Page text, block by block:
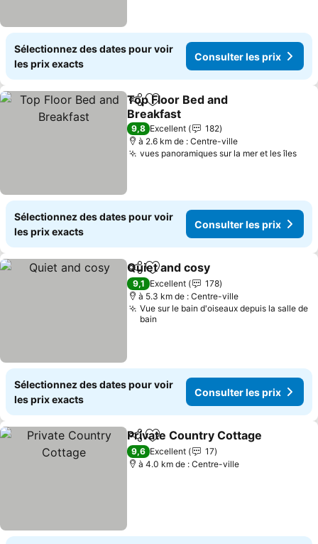
Sélectionnez des dates pour voir
les prix exacts
Consulter les prix
PartagerAjouter à mes favoris
Top Floor Bed and
Breakfast
Consulter les prix
9,8 Excellent
182
à 2.6 km de : Centre-ville
vues panoramiques sur la mer et les îles
Sélectionnez des dates pour voir
les prix exacts
Consulter les prix
PartagerAjouter à mes favoris
Quiet and cosy
9,1 Excellent
178
à 5.3 km de : Centre-ville
Vue sur le bain d'oiseaux depuis la salle de
bain
Sélectionnez des dates pour voir
les prix exacts
Consulter les prix
PartagerAjouter à mes favoris
Private Country Cottage
9,6 Excellent
17
à 4.0 km de : Centre-ville